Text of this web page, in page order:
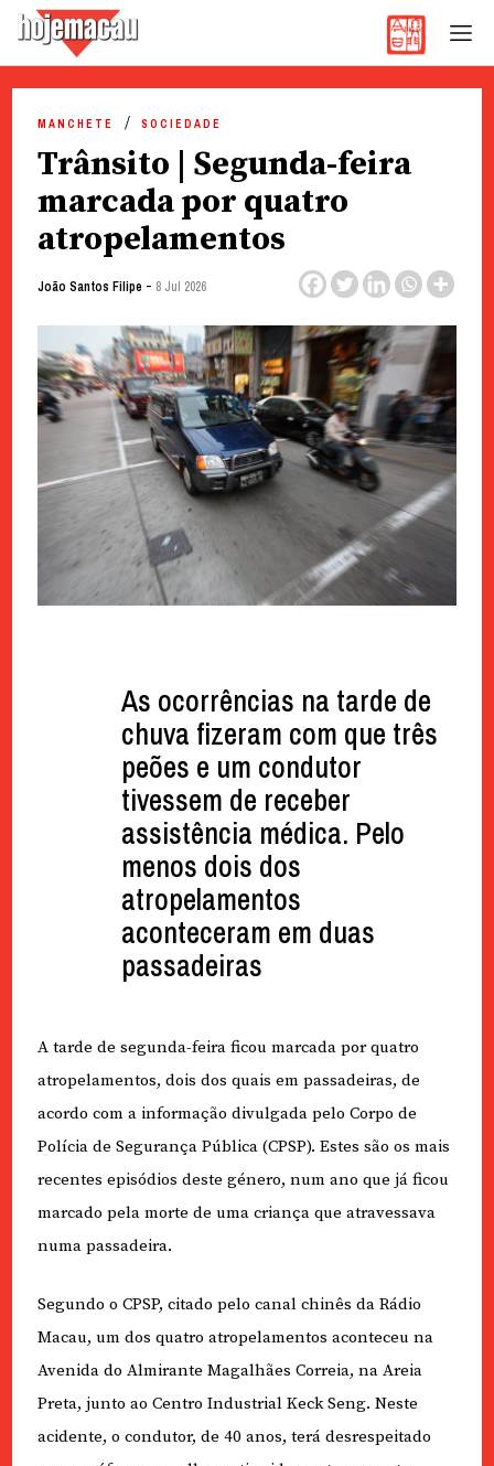
content
MANCHETE SOCIEDADE
Trânsito | Segunda-feira
marcada por quatro
atropelamentos
João Santos Filipe - 8 Jul 2026
As ocorrências na tarde de
chuva fizeram com que três
peões e um condutor
tivessem de receber
assistência médica. Pelo
menos dois dos
atropelamentos
aconteceram em duas
passadeiras
A tarde de segunda-feira ficou marcada por quatro
atropelamentos, dois dos quais em passadeiras, de
acordo com a informação divulgada pelo Corpo de
Polícia de Segurança Pública (CPSP). Estes são os mais
recentes episódios deste género, num ano que já ficou
marcado pela morte de uma criança que atravessava
numa passadeira.
Segundo o CPSP, citado pelo canal chinês da Rádio
Macau, um dos quatro atropelamentos aconteceu na
Avenida do Almirante Magalhães Correia, na Areia
Preta, junto ao Centro Industrial Keck Seng. Neste
acidente, o condutor, de 40 anos, terá desrespeitado